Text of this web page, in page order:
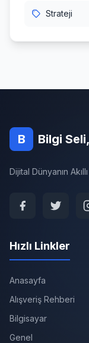
Strateji
B Bilgi
Dijital Dünyanın
Hızlı Linkler
Anasayfa
Alışveriş Rehberi
Bilgisayar
Genel